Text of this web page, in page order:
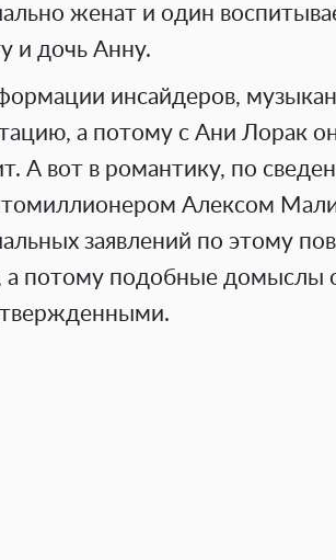
женат и один
и дочь Анну.
инсайдеров,
а потому с Ани Лорак
А вот в романтику, по
Алексом
заявлений по этому
а потому подобные домыслы